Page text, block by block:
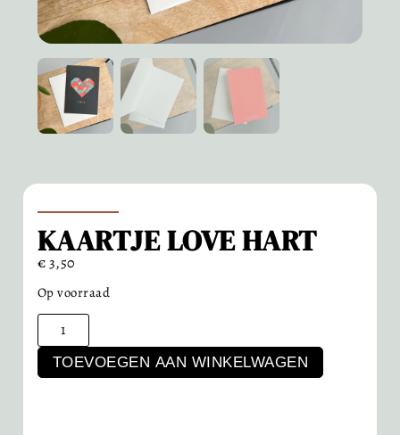
KAARTJE LOVE HART
€3,50
Op voorraad
TOEVOEGEN AAN WINKELWAGEN